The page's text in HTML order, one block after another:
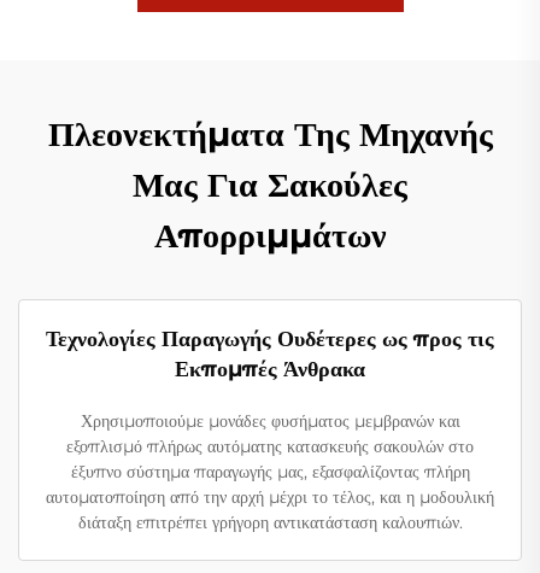
Πλεονεκτήματα Της Μηχανής
Μας Για Σακούλες
Απορριμμάτων
Τεχνολογίες Παραγωγής Ουδέτερες ως προς τις
Εκπομπές Άνθρακα
Χρησιμοποιούμε μονάδες φυσήματος μεμβρανών και
εξοπλισμό πλήρως αυτόματης κατασκευής σακουλών στο
έξυπνο σύστημα παραγωγής μας, εξασφαλίζοντας πλήρη
αυτοματοποίηση από την αρχή μέχρι το τέλος, και η μοδουλική
διάταξη επιτρέπει γρήγορη αντικατάσταση καλουπιών.